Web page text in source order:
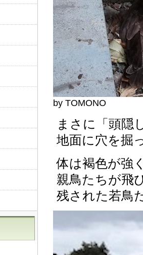
by TOMONO
まさに「頭隠
地面に穴を掘
体は褐色が強
親鳥たちが飛
残された若鳥